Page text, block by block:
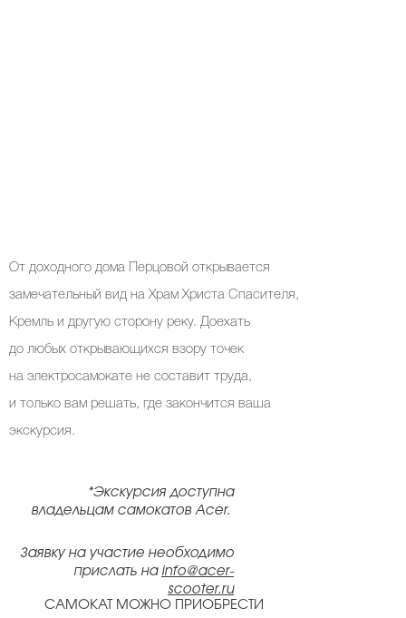
От доходного дома Перцовой открывается
замечательный вид на Храм Христа Спасителя,
Кремль и другую сторону реку. Доехать
до любых открывающихся взору точек
на электросамокате не составит труда,
и только вам решать, где закончится ваша
экскурсия.
*Экскурсия доступна
владельцам самокатов Acer.
Заявку на участие необходимо
прислать на info@acer-
scooter.ru
САМОКАТ МОЖНО ПРИОБРЕСТИ